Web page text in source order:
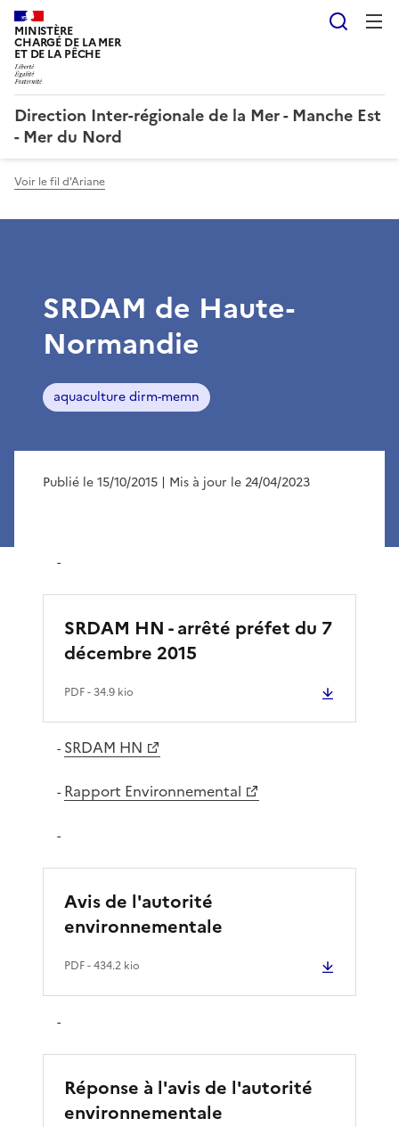
MINISTÈRE
CHARGÉ DE LA MER
ET DE LA PÊCHE
Direction Inter-régionale de la Mer - Manche Est
- Mer du Nord
Voir le fil d'Ariane
SRDAM de Haute-
Normandie
aquaculture dirm-memn
Publié le 15/10/2015 | Mis à jour le 24/04/2023
-
SRDAM HN - arrêté préfet du 7
décembre 2015
PDF- 34.9 kio
- SRDAM HN
- Rapport Environnemental
-
Avis de l'autorité
environnementale
PDF- 434.2 kio
-
Réponse à l'avis de l'autorité
environnementale